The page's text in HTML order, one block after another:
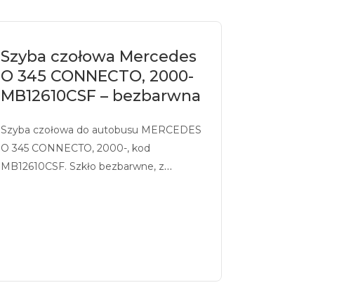
Szyba czołowa Mercedes
O 345 CONNECTO, 2000-
MB12610CSF – bezbarwna
Szyba czołowa do autobusu MERCEDES
O 345 CONNECTO, 2000-, kod
MB12610CSF. Szkło bezbarwne, z